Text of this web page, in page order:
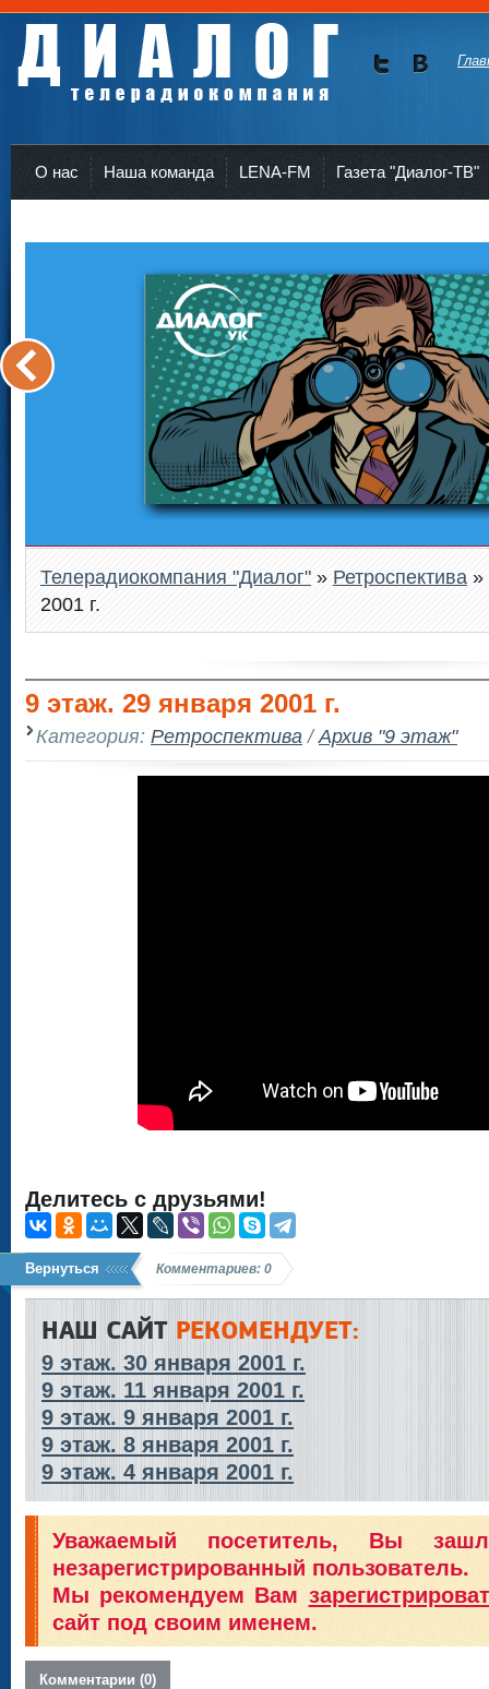
О нас Наша команда LENA-FM Газета "Диалог-ТВ"
Телерадиокомпания "Диалог" » Ретроспектива »
2001 г.
9 этаж. 29 января 2001 г.
Категория: Ретроспектива /Архив "9 этаж"
Делитесь с друзьями!
Вернуться Комментариев: 0
НАШ САЙТРЕКОМЕНДУЕТ:
9 этаж. 30 января 2001 г.
9 этаж. 11 января 2001 г.
9 этаж. 9 января 2001 г.
9 этаж. 8 января 2001 г.
9 этаж. 4 января 2001 г.
Уважаемый посетитель, Вы
незарегистрированный пользователь.
Мы рекомендуем Вам
сайт под своим именем.
Комментарии (0)